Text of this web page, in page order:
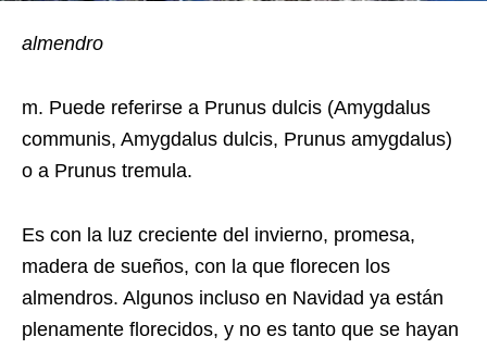
almendro
m. Puede referirse a Prunus dulcis (Amygdalus
communis, Amygdalus dulcis, Prunus amygdalus)
o a Prunus tremula.
Es con la luz creciente del invierno, promesa,
madera de sueños, con la que florecen los
almendros. Algunos incluso en Navidad ya están
plenamente florecidos, y no es tanto que se hayan